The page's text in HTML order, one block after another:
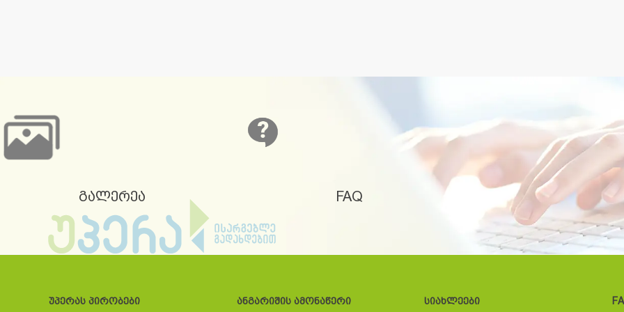
გალერეა FAQ
უპერას პირობები ანგარიშის ამონაწერი სიახლეები